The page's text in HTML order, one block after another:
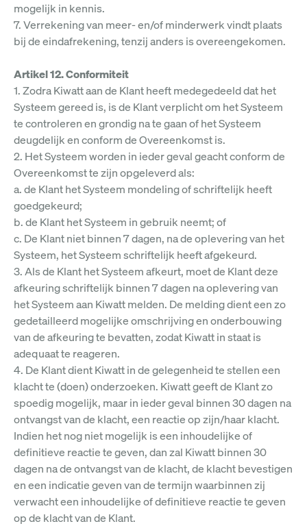
mogelijk in kennis.
7. Verrekening van meer- en/of minderwerk vindt plaats
bij de eindafrekening, tenzij anders is overeengekomen.
Artikel 12. Conformiteit
1. Zodra Kiwatt aan de Klant heeft medegedeeld dat het
Systeem gereed is, is de Klant verplicht om het Systeem
te controleren en grondig na te gaan of het Systeem
deugdelijk en conform de Overeenkomst is.
2. Het Systeem worden in ieder geval geacht conform de
Overeenkomst te zijn opgeleverd als:
a. de Klant het Systeem mondeling of schriftelijk heeft
goedgekeurd;
b. de Klant het Systeem in gebruik neemt; of
c. De Klant niet binnen 7 dagen, na de oplevering van het
Systeem, het Systeem schriftelijk heeft afgekeurd.
3. Als de Klant het Systeem afkeurt, moet de Klant deze
afkeuring schriftelijk binnen 7 dagen na oplevering van
het Systeem aan Kiwatt melden. De melding dient een zo
gedetailleerd mogelijke omschrijving en onderbouwing
van de afkeuring te bevatten, zodat Kiwatt in staat is
adequaat te reageren.
4. De Klant dient Kiwatt in de gelegenheid te stellen een
klacht te (doen) onderzoeken. Kiwatt geeft de Klant zo
spoedig mogelijk, maar in ieder geval binnen 30 dagen na
ontvangst van de klacht, een reactie op zijn/haar klacht.
Indien het nog niet mogelijk is een inhoudelijke of
definitieve reactie te geven, dan zal Kiwatt binnen 30
dagen na de ontvangst van de klacht, de klacht bevestigen
en een indicatie geven van de termijn waarbinnen zij
verwacht een inhoudelijke of definitieve reactie te geven
op de klacht van de Klant.